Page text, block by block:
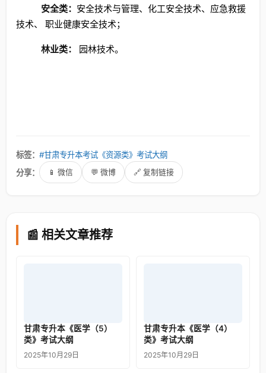
安全类：
安全技术与管理、化工安全技术、应急救援
技术、 职业健康安全技术；
林业类： 园林技术。
标签： #甘肃专升本考试《资源类》考试大纲
分享：
📱 微信 💬 微博 🔗 复制链接
📰 相关文章推荐
甘肃专升本《医学（5）
类》考试大纲
2025年10月29日
甘肃专升本《医学（4）
类》考试大纲
2025年10月29日